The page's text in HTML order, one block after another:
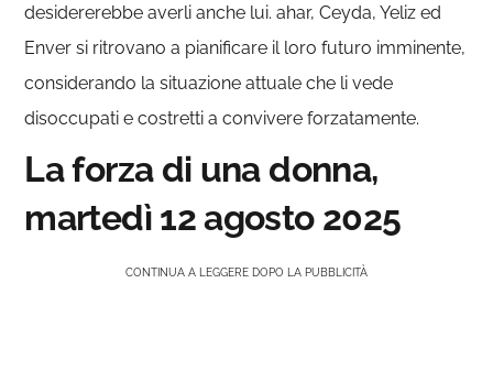
desidererebbe averli anche lui. ahar, Ceyda, Yeliz ed
Enver si ritrovano a pianificare il loro futuro imminente,
considerando la situazione attuale che li vede
disoccupati e costretti a convivere forzatamente.
La forza di una donna,
martedì 12 agosto 2025
CONTINUA A LEGGERE DOPO LA PUBBLICITÀ